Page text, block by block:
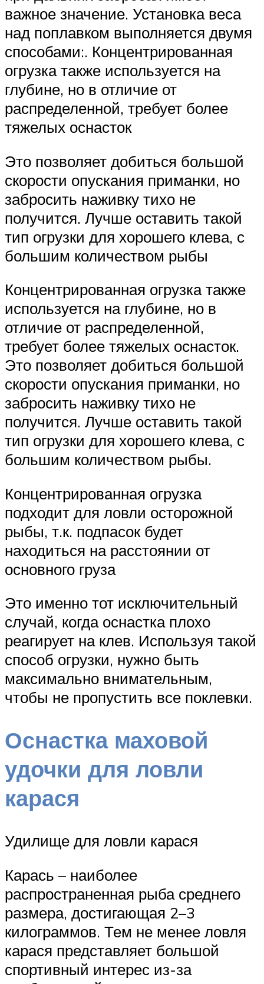
важное значение. Установка веса
над поплавком выполняется двумя
способами:. Концентрированная
огрузка также используется на
глубине, но в отличие от
распределенной, требует более
тяжелых оснасток
Это позволяет добиться большой
скорости опускания приманки, но
забросить наживку тихо не
получится. Лучше оставить такой
тип огрузки для хорошего клева, с
большим количеством рыбы
Концентрированная огрузка также
используется на глубине, но в
отличие от распределенной,
требует более тяжелых оснасток.
Это позволяет добиться большой
скорости опускания приманки, но
забросить наживку тихо не
получится. Лучше оставить такой
тип огрузки для хорошего клева, с
большим количеством рыбы.
Концентрированная огрузка
подходит для ловли осторожной
рыбы, т.к. подпасок будет
находиться на расстоянии от
основного груза
Это именно тот исключительный
случай, когда оснастка плохо
реагирует на клев. Используя такой
способ огрузки, нужно быть
максимально внимательным,
чтобы не пропустить все поклевки.
Оснастка маховой
удочки для ловли
карася
Удилище для ловли карася
Карась – наиболее
распространенная рыба среднего
размера, достигающая 2–3
килограммов. Тем не менее ловля
карася представляет большой
спортивный интерес из-за